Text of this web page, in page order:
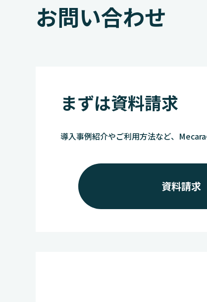
お問い合わせ
まずは資料請求
導入事例紹介やご利用方法など、
資料請求